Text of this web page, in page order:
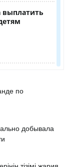
по
добывала